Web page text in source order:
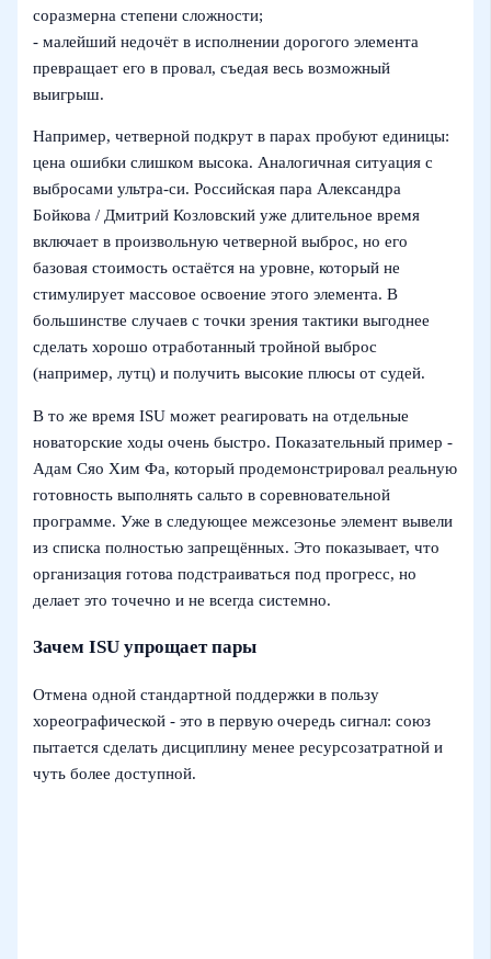
соразмерна степени сложности;
- малейший недочёт в исполнении дорогого элемента
превращает его в провал, съедая весь возможный
выигрыш.
Например, четверной подкрут в парах пробуют единицы:
цена ошибки слишком высока. Аналогичная ситуация с
выбросами ультра-си. Российская пара Александра
Бойкова / Дмитрий Козловский уже длительное время
включает в произвольную четверной выброс, но его
базовая стоимость остаётся на уровне, который не
стимулирует массовое освоение этого элемента. В
большинстве случаев с точки зрения тактики выгоднее
сделать хорошо отработанный тройной выброс
(например, лутц) и получить высокие плюсы от судей.
В то же время ISU может реагировать на отдельные
новаторские ходы очень быстро. Показательный пример -
Адам Сяо Хим Фа, который продемонстрировал реальную
готовность выполнять сальто в соревновательной
программе. Уже в следующее межсезонье элемент вывели
из списка полностью запрещённых. Это показывает, что
организация готова подстраиваться под прогресс, но
делает это точечно и не всегда системно.
Зачем ISU упрощает пары
Отмена одной стандартной поддержки в пользу
хореографической - это в первую очередь сигнал: союз
пытается сделать дисциплину менее ресурсозатратной и
чуть более доступной.